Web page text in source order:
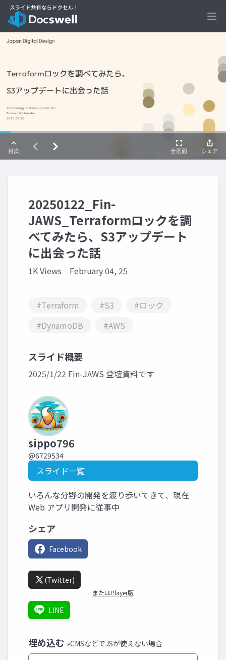
20250122_Fin-
JAWS_Terraformロックを調
べてみたら、S3アップデート
に出会った話
1K Views February 04, 25
#Terraform #S3
#ロック
#DynamoDB
#AWS
スライド概要
2025/1/22 Fin-JAWS 登壇資料です
sippo796
@6729534
スライド一覧
いろんな分野の開発を渡り歩いてきて、現在
Web アプリ開発に従事中
シェア
Facebook
(Twitter)
またはPlayer版
LINE
埋め込む »CMSなどでJSが使えない場合